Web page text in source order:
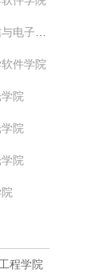
程学院
件学院
院
院
院
程学院